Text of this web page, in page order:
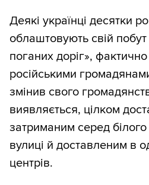
Деякі українці десятки
облаштовують свій побут
поганих доріг»,
російськими
змінив свого
виявляється, цілком
затриманим серед
вулиці й доставленим в
центрів.